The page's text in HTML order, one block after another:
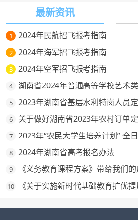
最新资讯
1 2024年民航招飞报考指南
2 2024年海军招飞报考指南
3 2024年空军招飞报考指南
4
5
6
7
8 2024年湖南省高考报名办法
9 《义务教育课程方案》带给我们
10